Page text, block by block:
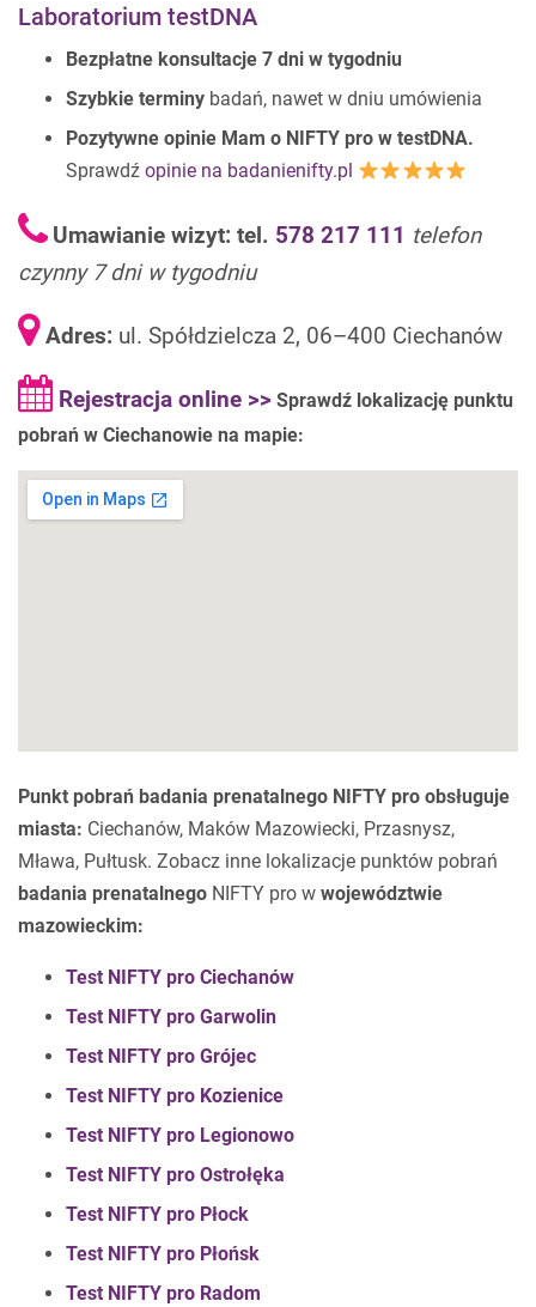
Laboratorium testDNA
Bezpłatne konsultacje 7 dni w tygodniu
Szybkie terminy badań, nawet w dniu umówienia
Pozytywne opinie Mam o NIFTY pro w testDNA.
Sprawdź opinie na badanienifty.pl
Umawianie wizyt: tel. 578 217 111 telefon
czynny 7 dni w tygodniu
Adres: ul. Spółdzielcza 2, 06–400 Ciechanów
Rejestracja online >> Sprawdź lokalizację punktu
pobrań w Ciechanowie na mapie:
Punkt pobrań badania prenatalnego NIFTY pro obsługuje
miasta: Ciechanów, Maków Mazowiecki, Przasnysz,
Mława, Pułtusk. Zobacz inne lokalizacje punktów pobrań
badania prenatalnego NIFTY pro w województwie
mazowieckim:
Test NIFTY pro Ciechanów
Test NIFTY pro Garwolin
Test NIFTY pro Grójec
Test NIFTY pro Kozienice
Test NIFTY pro Legionowo
Test NIFTY pro Ostrołęka
Test NIFTY pro Płock
Test NIFTY pro Płońsk
Test NIFTY pro Radom